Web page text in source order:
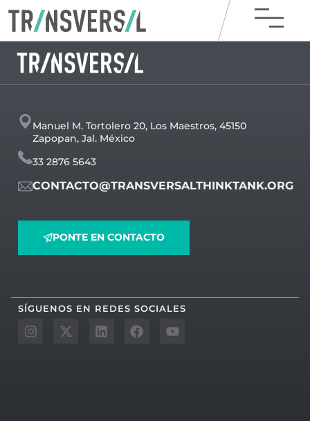
Manuel M. Tortolero 20, Los Maestros, 45150
Zapopan, Jal. México
33 2876 5643
CONTACTO@TRANSVERSALTHINKTANK.ORG
PONTE EN CONTACTO
SÍGUENOS EN REDES SOCIALES